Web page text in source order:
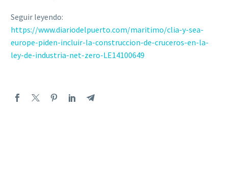
Seguir leyendo:
https://www.diariodelpuerto.com/maritimo/clia-y-sea-
europe-piden-incluir-la-construccion-de-cruceros-en-la-
ley-de-industria-net-zero-LE14100649